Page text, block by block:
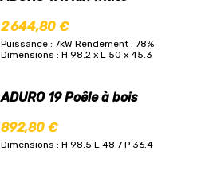
2 644,80 €
Puissance : 7kW Rendement : 78%
Dimensions : H 98.2 x L 50 x 45.3
ADURO 19 Poêle à bois
892,80 €
Dimensions : H 98.5 L 48.7 P 36.4